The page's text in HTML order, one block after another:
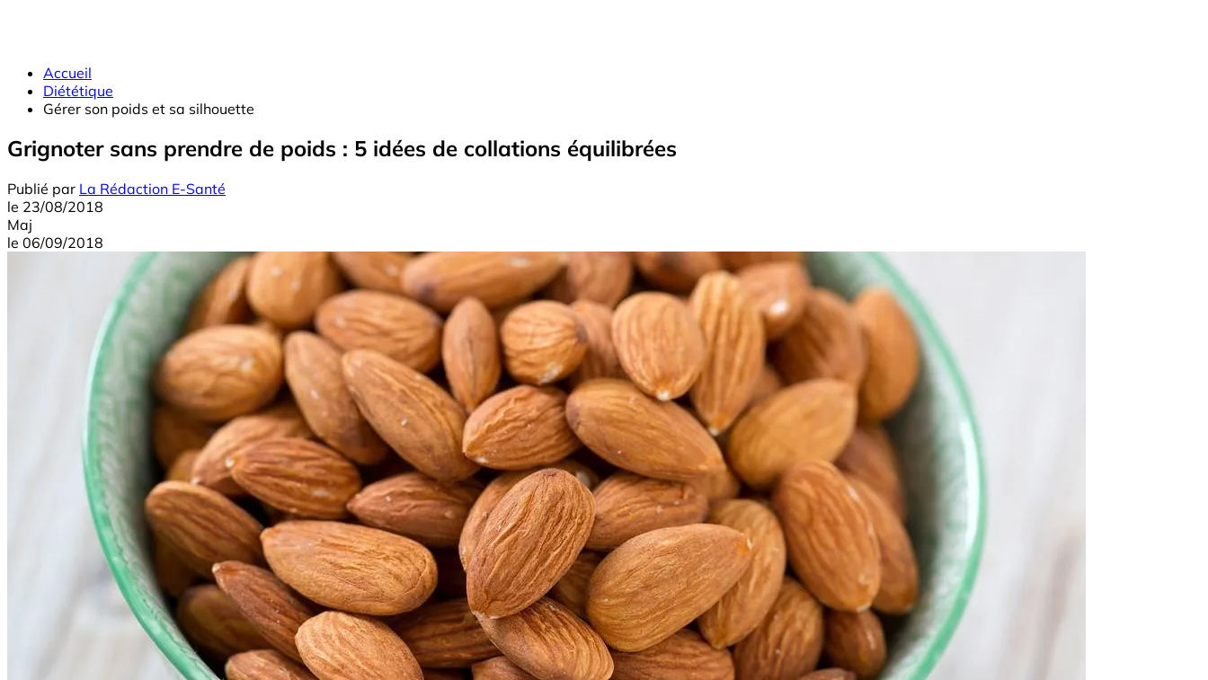
Accueil
Diététique
Gérer son poids et sa silhouette
Grignoter sans prendre de poids : 5 idées de collations équilibrées
Publié par La Rédaction E-Santé
le 23/08/2018
Maj
le 06/09/2018